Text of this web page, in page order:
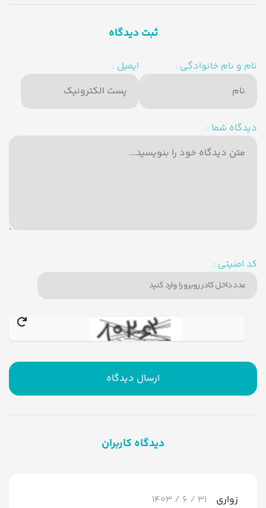
ثبت دیدگاه
نام و نام خانوادگی : ایمیل :
دیدگاه شما :
کد امنیتی :
ارسال دیدگاه
دیدگاه کاربران
زواری
31 / 6 / 1403